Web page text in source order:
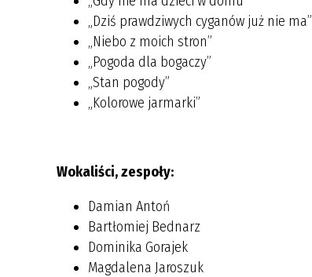
„Dziś prawdziwych cyganów już nie ma”
„Niebo z moich stron”
„Pogoda dla bogaczy”
„Stan pogody”
„Kolorowe jarmarki”
Wokaliści, zespoły:
Damian Antoń
Bartłomiej Bednarz
Dominika Gorajek
Magdalena Jaroszuk